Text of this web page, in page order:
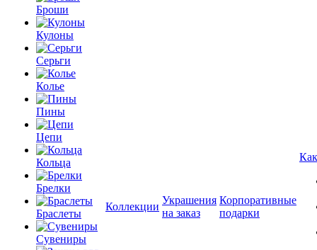
Броши
Кулоны
Серьги
Колье
Пины
Цепи
Кольца
Брелки
Браслеты
Сувениры
Коллекции
Украшения
на заказ
Корпоративные
подарки